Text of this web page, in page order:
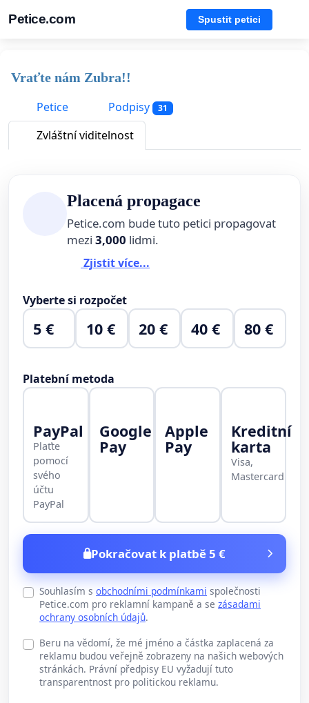
Petice.com Spustit petici
Vraťte nám Zubra!!
Petice
Podpisy 31
Zvláštní viditelnost
Placená propagace
Petice.com bude tuto petici propagovat
mezi 3,000 lidmi.
Zjistit více...
Vyberte si rozpočet
5 € 10 € 20 € 40 € 80 €
Platební metoda
PayPal
Plaťte
pomocí
svého
účtu
PayPal
Google
Pay
Apple
Pay
Kreditní
karta
Visa,
Mastercard
Pokračovat k platbě 5 €
Souhlasím s obchodními podmínkami společnosti
Petice.com pro reklamní kampaně a se zásadami
ochrany osobních údajů.
Beru na vědomí, že mé jméno a částka zaplacená za
reklamu budou veřejně zobrazeny na našich webových
stránkách. Právní předpisy EU vyžadují tuto
transparentnost pro politickou reklamu.